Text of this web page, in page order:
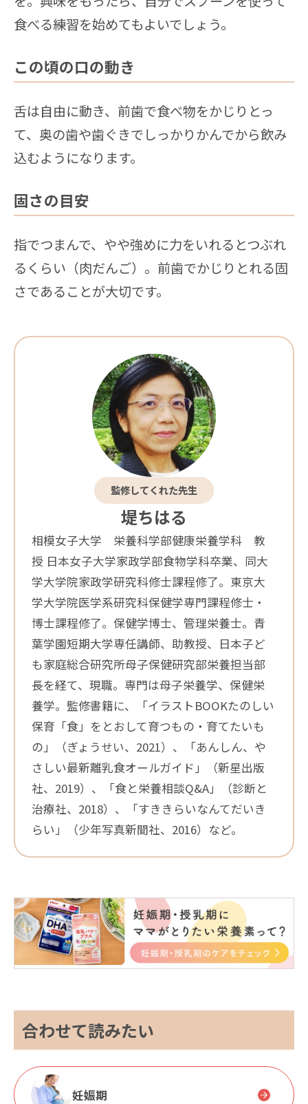
食べる練習を始めてもよいでしょう。
この頃の口の動き
舌は自由に動き、前歯で食べ物をかじりとっ
て、奥の歯や歯ぐきでしっかりかんでから飲み
込むようになります。
固さの目安
指でつまんで、やや強めに力をいれるとつぶれ
るくらい（肉だんご）。前歯でかじりとれる固
さであることが大切です。
監修してくれた先生
堤ちはる
相模女子大学 栄養科学部健康栄養学科 教
授 日本女子大学家政学部食物学科卒業、同大
学大学院家政学研究科修士課程修了。東京大
学大学院医学系研究科保健学専門課程修士・
博士課程修了。保健学博士、管理栄養士。青
葉学園短期大学専任講師、助教授、日本子ど
も家庭総合研究所母子保健研究部栄養担当部
長を経て、現職。専門は母子栄養学、保健栄
養学。監修書籍に、「イラストBOOKたのしい
保育「食」をとおして育つもの・育てたいも
の」（ぎょうせい、2021）、「あんしん、や
さしい最新離乳食オールガイド」（新星出版
社、2019）、「食と栄養相談Q&A」（診断と
治療社、2018）、「すききらいなんてだいき
らい」（少年写真新聞社、2016）など。
合わせて読みたい
妊娠期